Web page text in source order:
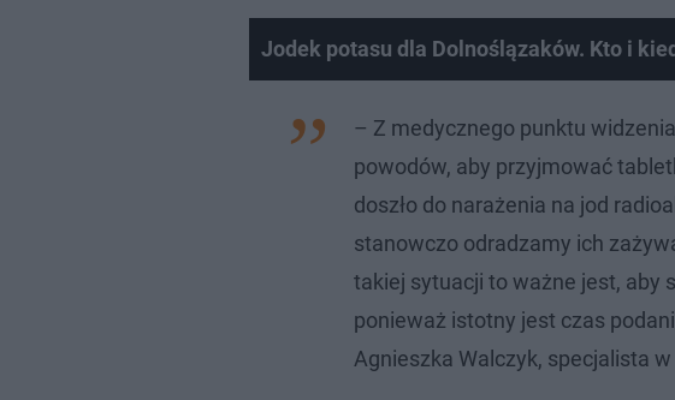
Jodek potasu dla Dolnoślązaków. Kto i
– Z medycznego punktu
powodów, aby przyjmować
doszło do narażenia na jod
stanowczo odradzamy ich
takiej sytuacji to ważne jest, aby
ponieważ istotny jest czas
Agnieszka Walczyk, specjalista